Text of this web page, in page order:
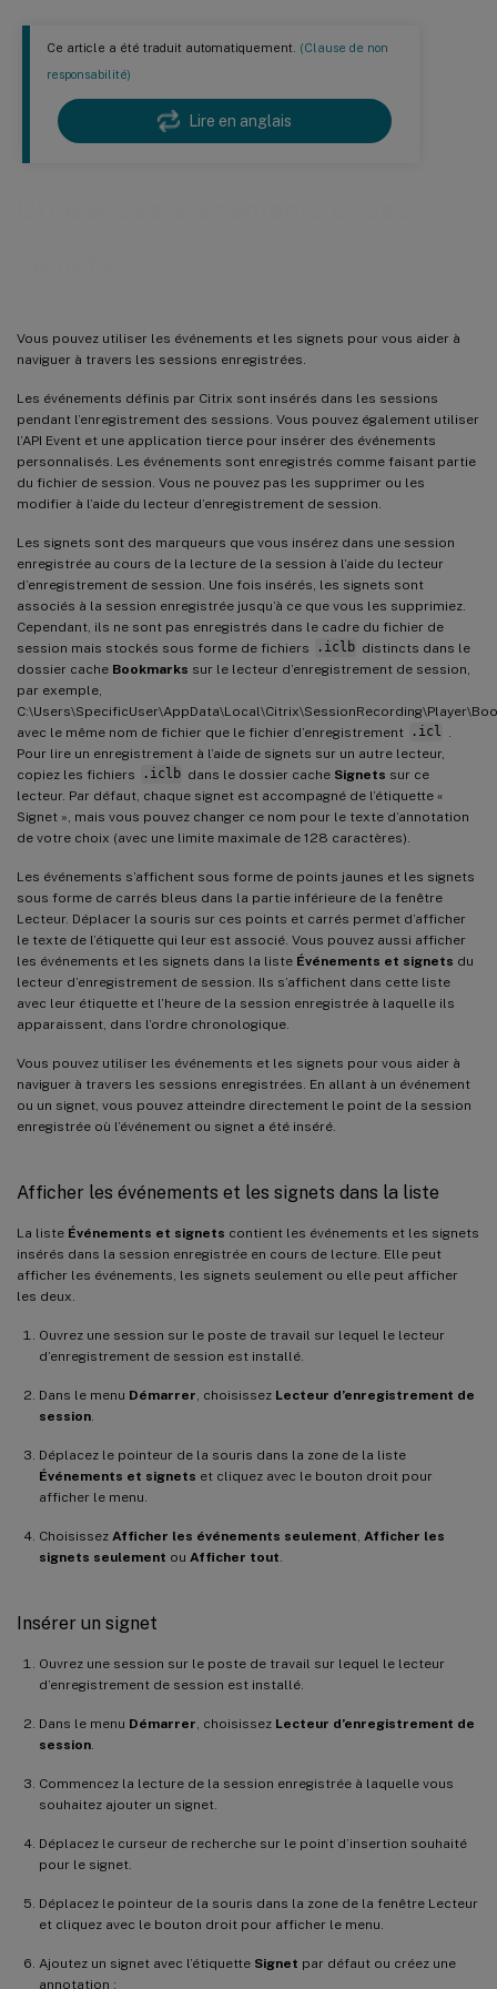
Ce article a été traduit automatiquement. (Clause de non
responsabilité)
Lire en anglais
Vous pouvez utiliser les événements et les signets pour vous aider à
naviguer à travers les sessions enregistrées.
Les événements définis par Citrix sont insérés dans les sessions
pendant l’enregistrement des sessions. Vous pouvez également utiliser
l’API Event et une application tierce pour insérer des événements
personnalisés. Les événements sont enregistrés comme faisant partie
du fichier de session. Vous ne pouvez pas les supprimer ou les
modifier à l’aide du lecteur d’enregistrement de session.
Les signets sont des marqueurs que vous insérez dans une session
enregistrée au cours de la lecture de la session à l’aide du lecteur
d’enregistrement de session. Une fois insérés, les signets sont
associés à la session enregistrée jusqu’à ce que vous les supprimiez.
Cependant, ils ne sont pas enregistrés dans le cadre du fichier de
session mais stockés sous forme de fichiers
.iclb distincts dans le
dossier cache Bookmarks sur le lecteur d’enregistrement de session,
par exemple,
avec le même nom de fichier que le fichier d’enregistrement
.icl
Pour lire un enregistrement à l’aide de signets sur un autre lecteur,
copiez les fichiers
.iclb dans le dossier cache Signets sur ce
lecteur. Par défaut, chaque signet est accompagné de l’étiquette «
Signet », mais vous pouvez changer ce nom pour le texte d’annotation
de votre choix (avec une limite maximale de 128 caractères).
Les événements s’affichent sous forme de points jaunes et les signets
sous forme de carrés bleus dans la partie inférieure de la fenêtre
Lecteur. Déplacer la souris sur ces points et carrés permet d’afficher
le texte de l’étiquette qui leur est associé. Vous pouvez aussi afficher
les événements et les signets dans la liste Événements et signets du
lecteur d’enregistrement de session. Ils s’affichent dans cette liste
avec leur étiquette et l’heure de la session enregistrée à laquelle ils
apparaissent, dans l’ordre chronologique.
Vous pouvez utiliser les événements et les signets pour vous aider à
naviguer à travers les sessions enregistrées. En allant à un événement
ou un signet, vous pouvez atteindre directement le point de la session
enregistrée où l’événement ou signet a été inséré.
Afficher les événements et les signets dans la liste
La liste Événements et signets contient les événements et les signets
insérés dans la session enregistrée en cours de lecture. Elle peut
afficher les événements, les signets seulement ou elle peut afficher
les deux.
Ouvrez une session sur le poste de travail sur lequel le lecteur
d’enregistrement de session est installé.
Dans le menu Démarrer , choisissez Lecteur d’enregistrement de
session
Déplacez le pointeur de la souris dans la zone de la liste
Événements et signets et cliquez avec le bouton droit pour
afficher le menu.
Choisissez Afficher les événements seulement Afficher les
signets seulement ou Afficher tout
Insérer un signet
Ouvrez une session sur le poste de travail sur lequel le lecteur
d’enregistrement de session est installé.
Dans le menu Démarrer , choisissez Lecteur d’enregistrement de
session
Commencez la lecture de la session enregistrée à laquelle vous
souhaitez ajouter un signet.
Déplacez le curseur de recherche sur le point d’insertion souhaité
pour le signet.
Déplacez le pointeur de la souris dans la zone de la fenêtre Lecteur
et cliquez avec le bouton droit pour afficher le menu.
Ajoutez un signet avec l’étiquette Signet par défaut ou créez une
annotation :